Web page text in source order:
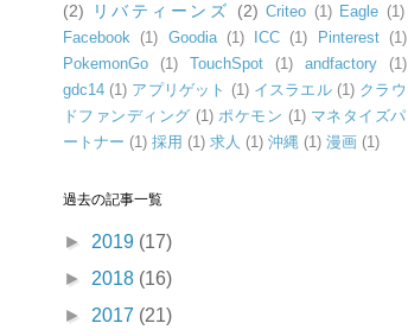
(2)
リバティーンズ (2) Criteo (1) Eagle (1)
Facebook (1) Goodia (1) ICC (1) Pinterest
(1)
PokemonGo
(1) TouchSpot (1) andfactory
(1)
gdc14 (1) アプリゲット (1) イスラエル (1) クラウ
ドファンディング (1) ポケモン (1) マネタイズパ
ートナー (1) 採用 (1) 求人 (1) 沖縄 (1) 漫画 (1)
過去の記事一覧
► 2019 (17)
► 2018 (16)
► 2017 (21)